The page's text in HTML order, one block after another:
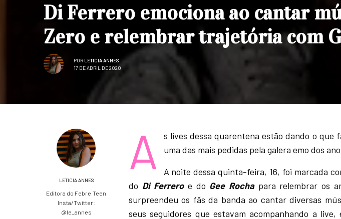
Di Ferrero emociona ao cantar
Zero e relembrar trajetória com
POR LETICIA ANNES
17 DE ABRIL DE 2020
LETICIA ANNES
Editora do Febre Teen
Insta/Twitter:
@le_annes
A
s lives dessa quarentena estão dando o que
uma das mais pedidas pela galera emo dos
A noite dessa quinta-feira, 16, foi marcada
do Di Ferrero e do Gee Rochapara relembrar os
surpreendeu os fãs da banda ao cantar diversas
seus seguidores que estavam acompanhando a